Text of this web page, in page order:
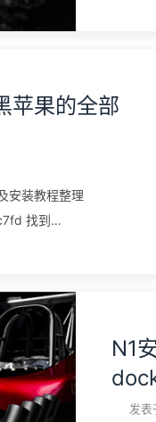
设置自动收取能量了，
分，
试下
带宽大
益大
天就
下载
速度
建议
苹果的全部
到
Mojave-10.14.6-
original-image.html
etcher 选
在软件的左侧找到自己
N1
发表